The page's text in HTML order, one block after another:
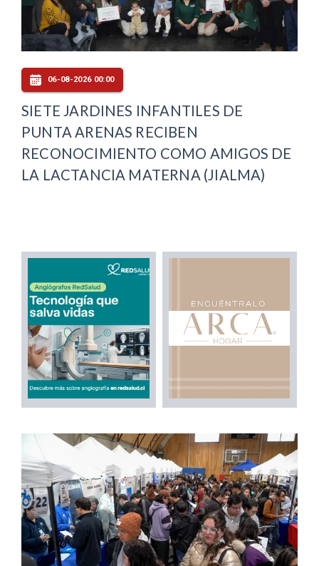
06-08-2026 00:00
SIETE JARDINES INFANTILES DE
PUNTA ARENAS RECIBEN
RECONOCIMIENTO COMO AMIGOS DE
LA LACTANCIA MATERNA (JIALMA)